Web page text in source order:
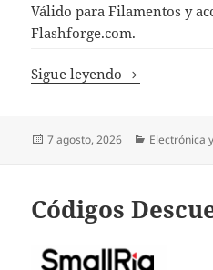
Válido para Filamentos y
Flashforge.com.
Sigue leyendo Códigos
Publicado
7 agosto, 2026 Categorías
Electrónica
Códigos